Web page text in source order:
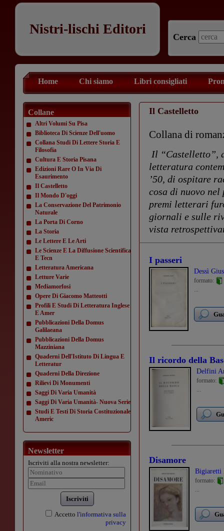
Nistri-lischi Editori
Cerca
Home Chi siamo Libri consigliati
Collane
Altri Volumi Su Pisa
Biblioteca Di Scienze Dell'uomo
Collana Studi Di Lettere Storia E
Filosofia
Cultura E Storia Pisana
Edizioni Rare O In Via Di
Esaurimento
Il Castelletto
Il Mondo D'oggi
La Conservazione Del Patrimonio
Naturale
La Porta Di Corno
La Storia
Le Lettere E Le Arti
Le Scienze E La Diffusione Scientifica
E Tecn
Letteratura Americana
Letture Varie
Mediamorfosi
Opere Di Giacomo Matteotti
Profili E Studi Di Letteratura Inglese
E Amer
Pubblicazioni Della Domus
Galilaeana
Pubblicazioni Della Domus
Mazziniana
Quaderni Dell'Istituto Di Lingua E
Letteratur
Quaderni Della Direzione
Rilievi Di Monumenti
Saggi Di Varia Umanità
Saggi Di Varia Umanità- Nuova Serie
Studi E Testi Di Storia Costituzionale
Americ
Newsletter
Iscriviti alla nostra newsletter:
Iscriviti
Accetto l'informativa sulla
privacy
Il Castelletto
Collana di
Il “Castelletto”,
letteratura
’50, di ospitare
cosa di nuovo
premi letterari
giornali e sulle
vista
I passeri
Dessì
formato:
...
Il ricordo della
Delfini
formato:
...
Disamore
Bigiaretti
formato:
...